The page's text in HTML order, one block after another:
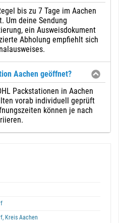
bis zu 7 Tage im Aachen
Um deine Sendung
ein Ausweisdokument
Abholung empfiehlt sich
Aachen geöffnet?
Packstationen in Aachen
vorab individuell geprüft
können je nach
Kreis Aachen